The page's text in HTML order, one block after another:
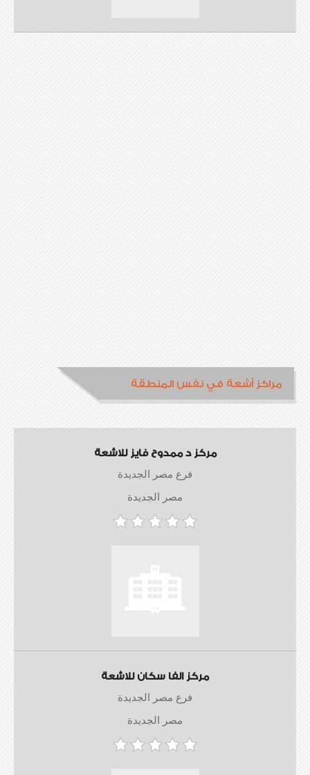
مراكز أشعة في نفس المنطقة
مركز د ممدوح فايز للاشعة
فرع مصر الجديدة
مصر الجديدة
مركز الفا سكان للاشعة
فرع مصر الجديدة
مصر الجديدة